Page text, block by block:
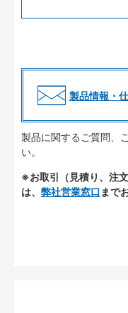
製品情報・
製品に関するご質問、
い。
※お取引（見積り、注
は、 弊社営業窓口 まで